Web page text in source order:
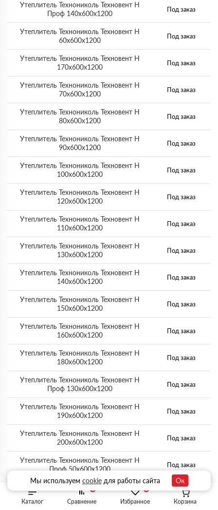
Каталог Избранное
Сравнение Корзина
Утеплитель Технониколь Техновент Н
Проф 140х600х1200
Под заказ
Утеплитель Технониколь Техновент Н
60х600х1200
Под заказ
Утеплитель Технониколь Техновент Н
170х600х1200
Под заказ
Утеплитель Технониколь Техновент Н
70х600х1200
Под заказ
Утеплитель Технониколь Техновент Н
80х600х1200
Под заказ
Утеплитель Технониколь Техновент Н
90х600х1200
Под заказ
Утеплитель Технониколь Техновент Н
100х600х1200
Под заказ
Утеплитель Технониколь Техновент Н
120х600х1200
Под заказ
Утеплитель Технониколь Техновент Н
110х600х1200
Под заказ
Утеплитель Технониколь Техновент Н
130х600х1200
Под заказ
Утеплитель Технониколь Техновент Н
140х600х1200
Под заказ
Утеплитель Технониколь Техновент Н
150х600х1200
Под заказ
Утеплитель Технониколь Техновент Н
160х600х1200
Под заказ
Утеплитель Технониколь Техновент Н
180х600х1200
Под заказ
Утеплитель Технониколь Техновент Н
Проф 130х600х1200
Под заказ
Утеплитель Технониколь Техновент Н
190х600х1200
Под заказ
Утеплитель Технониколь Техновент Н
200х600х1200
Под заказ
Утеплитель Технониколь Техновент Н
Проф 50х600х1200
Под заказ
Утеплитель Технониколь Техновент Н
Проф 60х600х1200
Под заказ
Мы используем cookieдля работы сайта Ок